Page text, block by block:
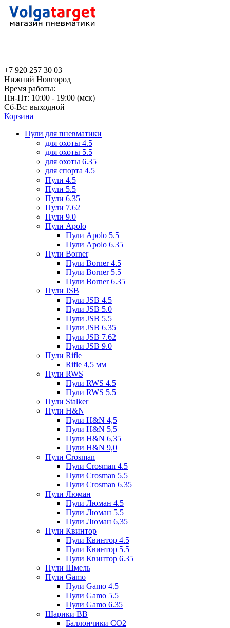
+7 920 257 30 03
Нижний Новгород
Время работы:
Пн-Пт: 10:00 - 19:00 (мск)
Сб-Вс: выходной
Корзина
Пули для пневматики
для охоты 4.5
для охоты 5.5
для охоты 6.35
для спорта 4.5
Пули 4.5
Пули 5.5
Пули 6.35
Пули 7.62
Пули 9.0
Пули Apolo
Пули Apolo 5.5
Пули Apolo 6.35
Пули Borner
Пули Borner 4.5
Пули Borner 5.5
Пули Borner 6.35
Пули JSB
Пули JSB 4.5
Пули JSB 5.0
Пули JSB 5.5
Пули JSB 6.35
Пули JSB 7.62
Пули JSB 9.0
Пули Rifle
Rifle 4,5 мм
Пули RWS
Пули RWS 4.5
Пули RWS 5.5
Пули Stalker
Пули H&N
Пули H&N 4,5
Пули H&N 5,5
Пули H&N 6,35
Пули H&N 9,0
Пули Crosman
Пули Crosman 4.5
Пули Crosman 5.5
Пули Crosman 6.35
Пули Люман
Пули Люман 4.5
Пули Люман 5.5
Пули Люман 6,35
Пули Квинтор
Пули Квинтор 4.5
Пули Квинтор 5.5
Пули Квинтор 6.35
Пули Шмель
Пули Gamo
Пули Gamo 4.5
Пули Gamo 5.5
Пули Gamo 6.35
Шарики BB
Баллончики CO2